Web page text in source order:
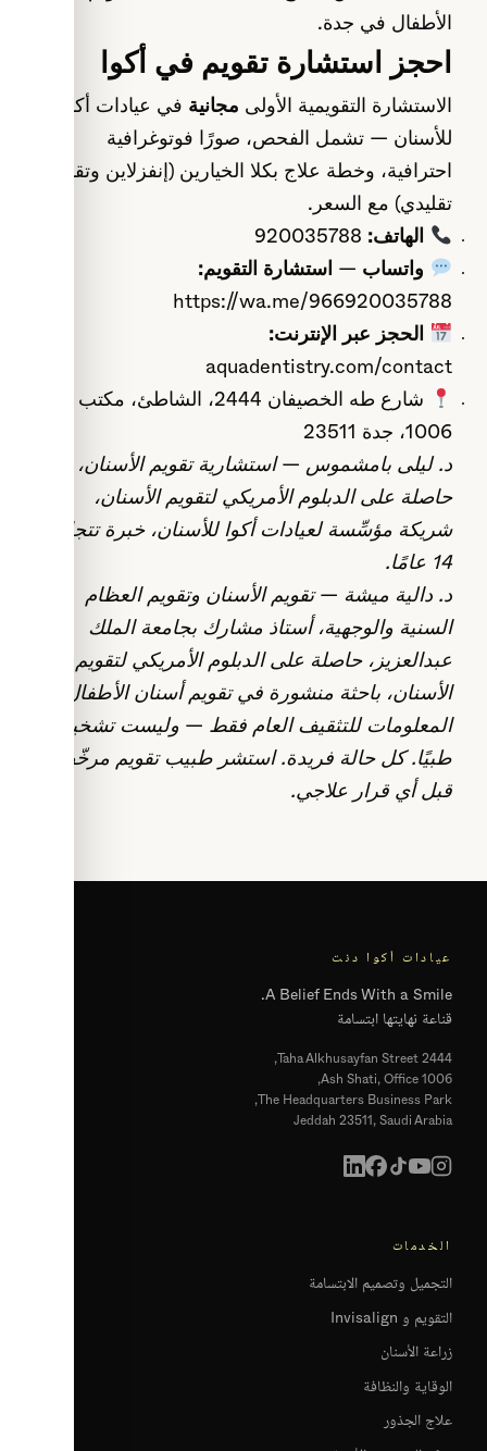
الأطفال في جدة .
احجز استشارة تقويم في أكوا
الاستشارة التقويمية الأولى مجانية في عيادات أكوا
للأسنان — تشمل الفحص، صورًا فوتوغرافية
احترافية، وخطة علاج بكلا الخيارين (إنفزلاين وتقويم
تقليدي) مع السعر.
الهاتف:
واتساب — استشارة التقويم:
https://wa.me/966920035788
الحجز عبر الإنترنت:
aquadentistry.com/contact
شارع طه الخصيفان 2444، الشاطئ، مكتب
1006، جدة 23511
د. ليلى بامشموس — استشارية تقويم الأسنان،
حاصلة على الدبلوم الأمريكي لتقويم الأسنان،
شريكة مؤسِّسة لعيادات أكوا للأسنان، خبرة تتجاوز
14 عامًا.
د. دالية ميشة — تقويم الأسنان وتقويم العظام
السنية والوجهية، أستاذ مشارك بجامعة الملك
عبدالعزيز، حاصلة على الدبلوم الأمريكي لتقويم
الأسنان، باحثة منشورة في تقويم أسنان الأطفال.
المعلومات للتثقيف العام فقط — وليست تشخيصًا
طبيًا. كل حالة فريدة. استشر طبيب تقويم مرخّصًا
قبل أي قرار علاجي.
عيادات أكوا دنت
A Belief Ends With a Smile.
قناعة نهايتها ابتسامة
2444 Taha Alkhusayfan Street,
Ash Shati, Office 1006,
The Headquarters Business Park,
Jeddah 23511, Saudi Arabia
الخدمات
التجميل وتصميم الابتسامة
التقويم و Invisalign
زراعة الأسنان
الوقاية والنظافة
علاج الجذور